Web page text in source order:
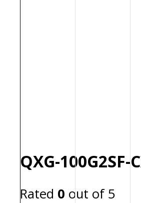
QXG-100G2SF-
Rated 0 out of 5